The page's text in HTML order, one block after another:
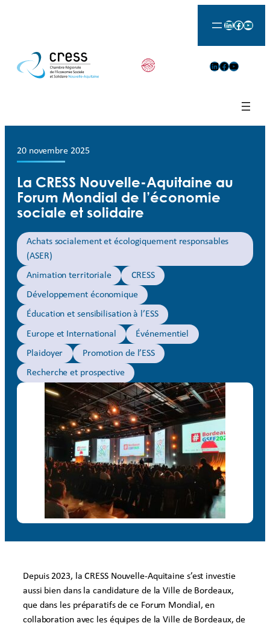
LinkedIn
Facebook
LinkedIn
Facebook
YouTube
20 novembre 2025
La CRESS Nouvelle-Aquitaine au
Forum Mondial de l’économie
sociale et solidaire
Achats socialement et écologiquement responsables
(ASER)
Animation territoriale CRESS
Développement économique
Éducation et sensibilisation à l’ESS
Europe et International Événementiel
Plaidoyer Promotion de l’ESS
Recherche et prospective
Depuis 2023, la CRESS Nouvelle-Aquitaine s’est investie
aussi bien dans la candidature de la Ville de Bordeaux,
que dans les préparatifs de ce Forum Mondial, en
collaboration avec les équipes de la Ville de Bordeaux, de